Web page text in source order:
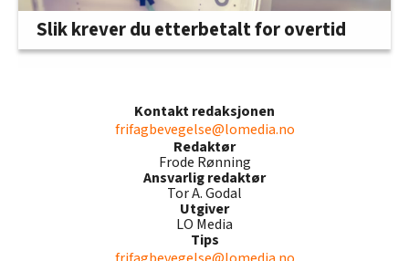
Slik krever du etterbetalt for overtid
Kontakt redaksjonen
frifagbevegelse@lomedia.no
Redaktør
Frode Rønning
Ansvarlig redaktør
Tor A. Godal
Utgiver
LO Media
Tips